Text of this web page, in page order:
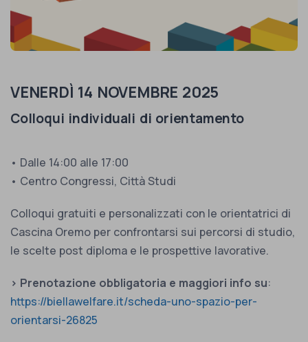
VENERDÌ 14 NOVEMBRE 2025
Colloqui individuali di orientamento
• Dalle 14:00 alle 17:00
• Centro Congressi, Città Studi
Colloqui gratuiti e personalizzati con le orientatrici di
Cascina Oremo per confrontarsi sui percorsi di studio,
le scelte post diploma e le prospettive lavorative.
> Prenotazione obbligatoria e maggiori info su:
https://biellawelfare.it/scheda-uno-spazio-per-
orientarsi-26825